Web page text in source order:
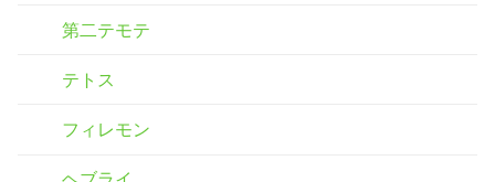
第二テモテ
テトス
フィレモン